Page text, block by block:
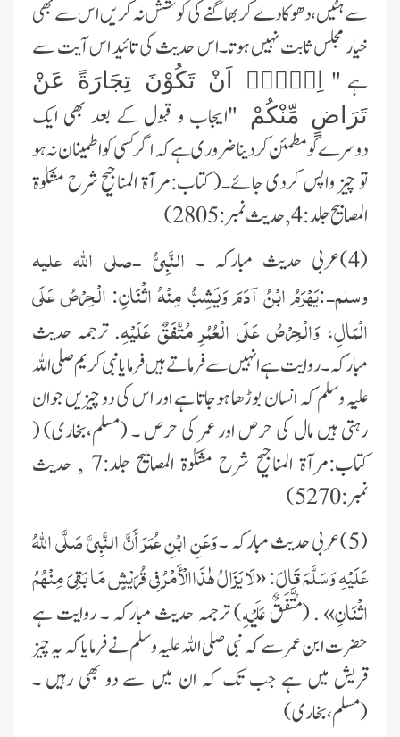
سے ہٹیں،دھوکا دے کر بھاگنے کی کوشش نہ کر یں اس سے بھی
خیار مجلس ثابت نہیں ہوتا۔اس حدیث کی تائید اس آیت سے
ہے "
اِلَّاۤ اَنْ تَكُوْنَ تِجَارَةً عَنْ
تَرَاضٍ مِّنْكُمْ "ایجاب و قبول کے بعد بھی ایک
دوسرے کو مطمئن کردینا ضروری ہے کہ اگر کسی کو اطمینان نہ ہو
تو چیز واپس کردی جائے۔( کتاب:مرآۃ المناجیح شرح مشکوٰۃ
المصابیح جلد:4 , حدیث نمبر:2805 )
(4)عربی حدیث مبارکہ ۔
النَّبِيُّ -صلى اللَّه عليه
وسلم-:يَهْرَمُ ابْنُ آدَمَ وَيَشِبُّ مِنْهُ اثْنَانِ: الْحِرْصُ عَلَى
الْمَالِ، وَالْحِرْصُ عَلَى الْعُمُرِ مُتَّفَقٌ عَلَيْهِ. ترجمہ حدیث
مبارکہ ۔ روایت ہے انہیں سے فرماتے ہیں فرمایا نبی کریم صلی اللہ
علیہ وسلم کہ انسان بوڑھا ہوجاتا ہے اور اس کی دو چیزیں جوان
رہتی ہیں مال کی حرص اور عمر کی حرص ۔ (مسلم،بخاری) (
کتاب:مرآۃ المناجیح شرح مشکوٰۃ المصابیح جلد:7 , حدیث
نمبر:5270)
(5)عربی حدیث مبارکہ ۔
وَعَنِ ابْنِ عُمَرَ أَنَّ النَّبِيَّ صَلَّى اللّٰهُ
عَلَيْهِ وَسَلَّمَ قَالَ:«لَا يَزَالُ هٰذَاالْأَمْرُ فِي قُرَيْشٍ مَا بَقِيَ مِنْهُمُ
اثْنَانِ» . (مُتَّفَقٌ عَلَيْهِ) ترجمہ حدیث مبارکہ ۔ روایت ہے
حضرت ابن عمر سے کہ نبی صلی الله علیہ وسلم نے فرمایا کہ یہ چیز
قریش میں ہے جب تک کہ ان میں سے دو بھی رہیں ۔
(مسلم،بخاری)